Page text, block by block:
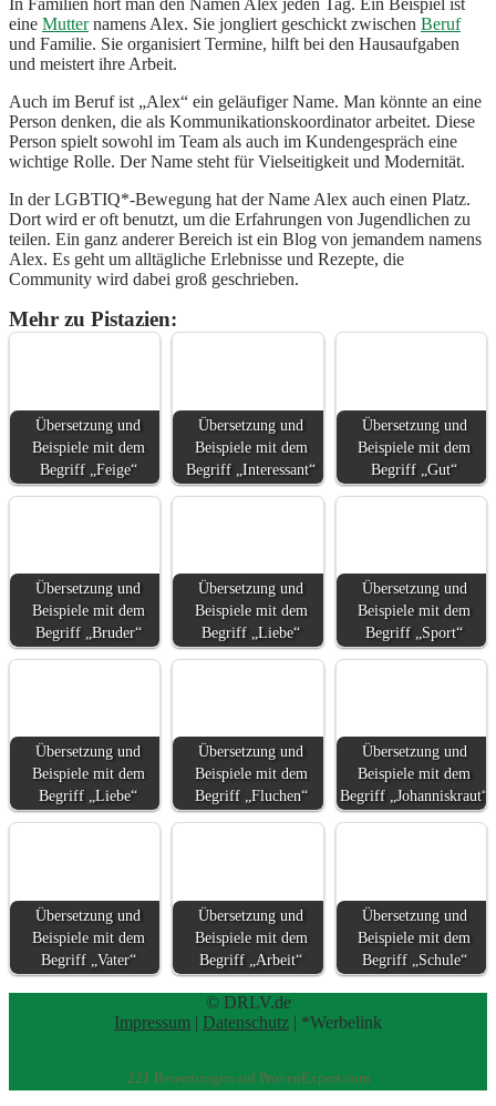
In Familien hört man den Namen Alex jeden Tag. Ein Beispiel ist
eine Mutternamens Alex. Sie jongliert geschickt zwischen Beruf
und Familie. Sie organisiert Termine, hilft bei den Hausaufgaben
und meistert ihre Arbeit.
Auch im Beruf ist „Alex“ ein geläufiger Name. Man könnte an eine
Person denken, die als Kommunikationskoordinator arbeitet. Diese
Person spielt sowohl im Team als auch im Kundengespräch eine
wichtige Rolle. Der Name steht für Vielseitigkeit und Modernität.
In der LGBTIQ*-Bewegung hat der Name Alex auch einen Platz.
Dort wird er oft benutzt, um die Erfahrungen von Jugendlichen zu
teilen. Ein ganz anderer Bereich ist ein Blog von jemandem namens
Alex. Es geht um alltägliche Erlebnisse und Rezepte, die
Community wird dabei groß geschrieben.
Mehr zu Pistazien:
Übersetzung und
Beispiele mit dem
Begriff „Feige“
Übersetzung und
Beispiele mit dem
Begriff „Interessant“
Übersetzung und
Beispiele mit dem
Begriff „Gut“
Übersetzung und
Beispiele mit dem
Begriff „Bruder“
Übersetzung und
Beispiele mit dem
Begriff „Liebe“
Übersetzung und
Beispiele mit dem
Begriff „Sport“
Übersetzung und
Beispiele mit dem
Begriff „Liebe“
Übersetzung und
Beispiele mit dem
Begriff „Fluchen“
Übersetzung und
Beispiele mit dem
Begriff „Johanniskraut“
Übersetzung und
Beispiele mit dem
Begriff „Vater“
Übersetzung und
Beispiele mit dem
Begriff „Arbeit“
Übersetzung und
Beispiele mit dem
Begriff „Schule“
© DRLV.de
Impressum | Datenschutz | *Werbelink
221 Bewertungen auf ProvenExpert.com